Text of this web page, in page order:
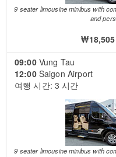
9 seater limousine minibus with
and
₩18,505
09:00Vung Tau
12:00Saigon Airport
여행 시간: 3 시간
9 seater limousine minibus with